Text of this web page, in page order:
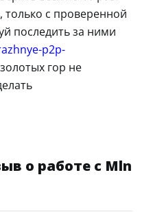
только с проверенной
последить за ними
p2p-
гор не
о работе с Mln